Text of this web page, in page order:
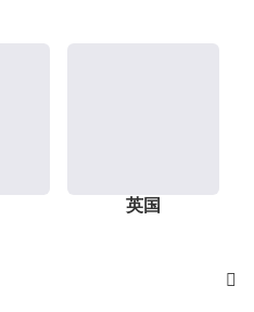
英国
